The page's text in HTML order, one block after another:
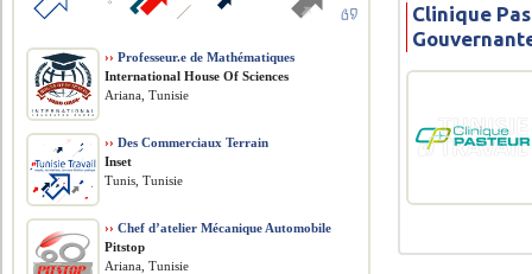
Clinique
›› Professeur.e de Mathématiques
International House Of Sciences
Ariana, Tunisie
›› Des Commerciaux Terrain
Inset
Tunis, Tunisie
›› Chef d’atelier Mécanique Automobile
Pitstop
Ariana, Tunisie